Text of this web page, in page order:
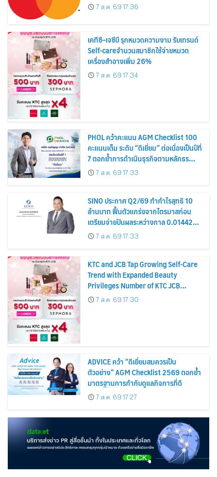
7 ส.ค. 69 17:36
เคทีซี–เจซีบี รุกหมวดความงาม รับเทรนด์
Self-careจำนวนสมาชิกใช้จ่ายหมวด
เครื่องสำอางเพิ่ม 26%
7 ส.ค. 69 17:34
PHOL คว้าคะแนน AGM Checklist 100
คะแนนเต็ม ระดับ “ดีเยี่ยม” ต่อเนื่องเป็นปีที่
7 ตอกย้ำการดำเนินธุรกิจตามหลักธร
รมาภิบาล โปร่งใส สร้างความเชื่อมั่นผู้ถือ
หุ้น
7 ส.ค. 69 17:33
SINO ประกาศ Q2/69 ทำกำไรสุทธิ 10
ล้านบาท ฟื้นตัวแกร่งจากไตรมาสก่อน
เตรียมจ่ายปันผลระหว่างกาล 0.014423
บาทต่อหุ้น ครึ่งปีหลังมุ่งเติบโตต่อเนื่อง
7 ส.ค. 69 17:33
KTC and JCB Tap Growing Self-Care
Trend with Expanded Beauty
Privileges Number of KTC JCB
Cardmembers Spending on
Cosmetics Rises 26%
7 ส.ค. 69 17:30
ADVICE คว้า “ดีเยี่ยมสมควรเป็น
ตัวอย่าง” AGM Checklist 2569 ตอกย้ำ
มาตรฐานการกำกับดูแลกิจการที่ดี
7 ส.ค. 69 17:27